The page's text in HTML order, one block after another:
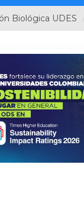
Biológica UDES